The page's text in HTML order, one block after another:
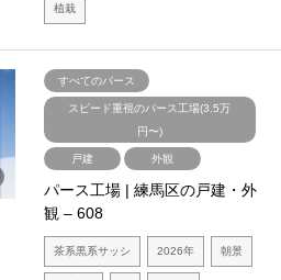
植栽
すべてのパース
スピード重視のパース工場(3.5万
円〜)
戸建 外観
パース工場 | 練馬区の戸建・外
観 – 608
茶系黒系サッシ 2026年 朝景